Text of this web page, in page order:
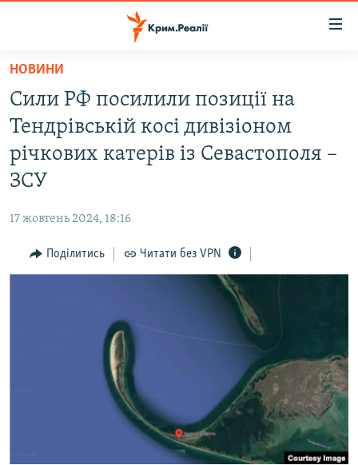
Перейти
основного
матеріалу
Перейти
до
основної
Перейти
пошуку
ВІДЕО ТА ФОТО
ПОЛІТИКА
ІНТЕРВ'Ю
ВІДЕОУРОКИ «ELIFBE»
СВІДЧЕННЯ ОКУПАЦІЇ
УКРАЇНСЬКА ПРОБЛЕМА КРИМУ
ЯК ОБІЙТИ БЛОКУВАННЯ
НОВИНИ
Сили РФ посилили позиції на
Тендрівській косі дивізіоном
річкових катерів із Севастополя –
ЗСУ
17 жовтень 2024, 18:16
Поділитись Читати без VPN